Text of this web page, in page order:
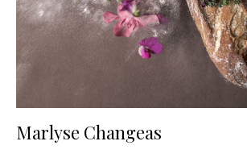
Marlyse Changeas